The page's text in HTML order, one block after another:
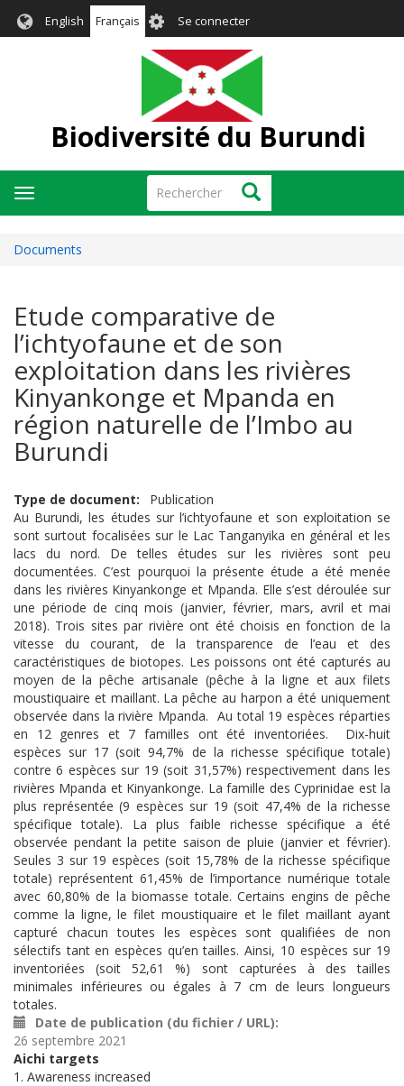
English Français User
account
menu
Se connecter
Biodiversité du Burundi
Rechercher Rechercher
Toggle
navigation
Documents
Etude comparative de
l’ichtyofaune et de son
exploitation dans les rivières
Kinyankonge et Mpanda en
région naturelle de l’Imbo au
Burundi
Type de document
Publication
Au Burundi, les études sur l’ichtyofaune et son exploitation se
sont surtout focalisées sur le Lac Tanganyika en général et les
lacs du nord. De telles études sur les rivières sont peu
documentées. C’est pourquoi la présente étude a été menée
dans les rivières Kinyankonge et Mpanda. Elle s’est déroulée sur
une période de cinq mois (janvier, février, mars, avril et mai
2018). Trois sites par rivière ont été choisis en fonction de la
vitesse du courant, de la transparence de l’eau et des
caractéristiques de biotopes. Les poissons ont été capturés au
moyen de la pêche artisanale (pêche à la ligne et aux filets
moustiquaire et maillant. La pêche au harpon a été uniquement
observée dans la rivière Mpanda. Au total 19 espèces réparties
en 12 genres et 7 familles ont été inventoriées. Dix-huit
espèces sur 17 (soit 94,7% de la richesse spécifique totale)
contre 6 espèces sur 19 (soit 31,57%) respectivement dans les
rivières Mpanda et Kinyankonge. La famille des Cyprinidae est la
plus représentée (9 espèces sur 19 (soit 47,4% de la richesse
spécifique totale). La plus faible richesse spécifique a été
observée pendant la petite saison de pluie (janvier et février).
Seules 3 sur 19 espèces (soit 15,78% de la richesse spécifique
totale) représentent 61,45% de l’importance numérique totale
avec 60,80% de la biomasse totale. Certains engins de pêche
comme la ligne, le filet moustiquaire et le filet maillant ayant
capturé chacun toutes les espèces sont qualifiées de non
sélectifs tant en espèces qu’en tailles. Ainsi, 10 espèces sur 19
inventoriées (soit 52,61 %) sont capturées à des tailles
minimales inférieures ou égales à 7 cm de leurs longueurs
totales.
Date de publication (du fichier / URL)
26 septembre 2021
Aichi targets
1. Awareness increased